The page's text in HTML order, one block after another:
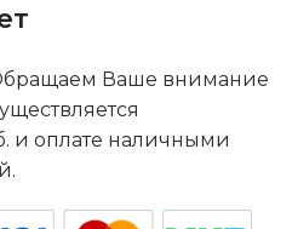
Ваше внимание
и оплате наличными